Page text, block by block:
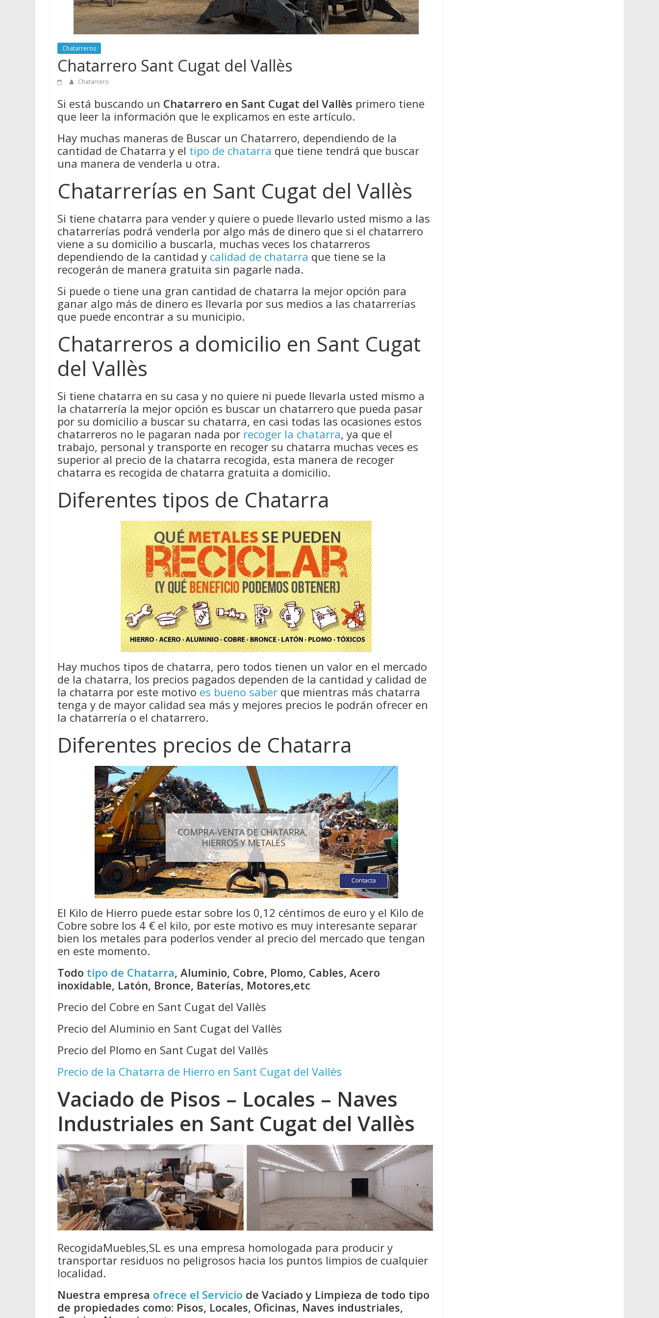
Chatarreros
Chatarrero Sant Cugat del Vallès
Chatarrero
Si está buscando un Chatarrero en Sant Cugat del Vallès primero tiene
que leer la información que le explicamos en este artículo.
Hay muchas maneras de Buscar un Chatarrero, dependiendo de la
cantidad de Chatarra y el tipo de chatarra que tiene tendrá que buscar
una manera de venderla u otra.
Chatarrerías en Sant Cugat del Vallès
Si tiene chatarra para vender y quiere o puede llevarlo usted mismo a las
chatarrerías podrá venderla por algo más de dinero que si el chatarrero
viene a su domicilio a buscarla, muchas veces los chatarreros
dependiendo de la cantidad y calidad de chatarra que tiene se la
recogerán de manera gratuita sin pagarle nada.
Si puede o tiene una gran cantidad de chatarra la mejor opción para
ganar algo más de dinero es llevarla por sus medios a las chatarrerías
que puede encontrar a su municipio.
Chatarreros a domicilio en Sant Cugat
del Vallès
Si tiene chatarra en su casa y no quiere ni puede llevarla usted mismo a
la chatarrería la mejor opción es buscar un chatarrero que pueda pasar
por su domicilio a buscar su chatarra, en casi todas las ocasiones estos
chatarreros no le pagaran nada por recoger la chatarra, ya que el
trabajo, personal y transporte en recoger su chatarra muchas veces es
superior al precio de la chatarra recogida, esta manera de recoger
chatarra es recogida de chatarra gratuita a domicilio.
Diferentes tipos de Chatarra
Hay muchos tipos de chatarra, pero todos tienen un valor en el mercado
de la chatarra, los precios pagados dependen de la cantidad y calidad de
la chatarra por este motivo es bueno saber que mientras más chatarra
tenga y de mayor calidad sea más y mejores precios le podrán ofrecer en
la chatarrería o el chatarrero.
Diferentes precios de Chatarra
El Kilo de Hierro puede estar sobre los 0,12 céntimos de euro y el Kilo de
Cobre sobre los 4 € el kilo, por este motivo es muy interesante separar
bien los metales para poderlos vender al precio del mercado que tengan
en este momento.
Todo tipo de Chatarra, Aluminio, Cobre, Plomo, Cables, Acero
inoxidable, Latón, Bronce, Baterías, Motores,etc
Precio del Cobre en Sant Cugat del Vallès
Precio del Aluminio en Sant Cugat del Vallès
Precio del Plomo en Sant Cugat del Vallès
Precio de la Chatarra de Hierro en Sant Cugat del Vallès
Vaciado de Pisos – Locales – Naves
Industriales en Sant Cugat del Vallès
RecogidaMuebles,SL es una empresa homologada para producir y
transportar residuos no peligrosos hacia los puntos limpios de cualquier
localidad.
Nuestra empresa ofrece el Servicio de Vaciado y Limpieza de todo tipo
de propiedades como: Pisos, Locales, Oficinas, Naves industriales,